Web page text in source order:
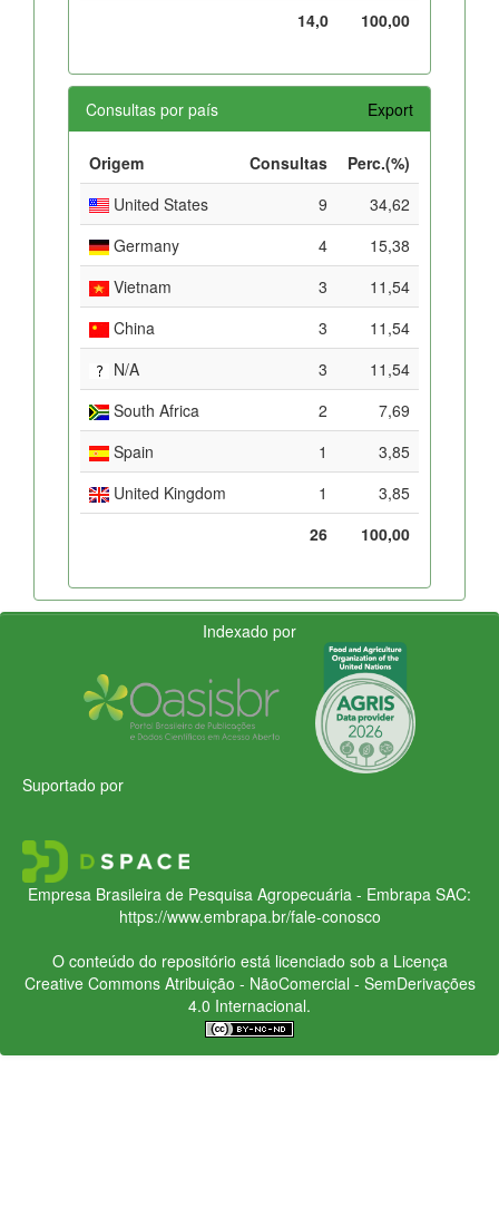
14,0
100,00
Consultas por país Export
Origem Consultas
Perc.(%)
United States
9
34,62
Germany
4
15,38
Vietnam
3
11,54
China
3
11,54
N/A
3
11,54
South Africa
2
7,69
Spain
1
3,85
United Kingdom
1
3,85
26
100,00
Indexado por
Suportado por
Empresa Brasileira de Pesquisa Agropecuária - Embrapa SAC:
https://www.embrapa.br/fale-conosco
O conteúdo do repositório está licenciado sob a Licença
Creative CommonsAtribuição - NãoComercial - SemDerivações
4.0 Internacional.